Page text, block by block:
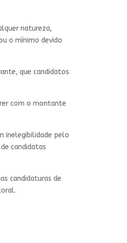
natureza,
o mínimo devido
que candidatos
com o montante
inelegibilidade pelo
candidatas
candidaturas de